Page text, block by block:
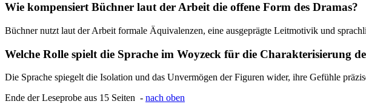
Wie kompensiert Büchner laut der Arbeit die offene Form des Dramas?
Büchner nutzt laut der Arbeit formale Äquivalenzen, eine ausgeprägte Leitmotivik und
Welche Rolle spielt die Sprache im Woyzeck für die Charakterisierung
Die Sprache spiegelt die Isolation und das Unvermögen der Figuren wider, ihre Gefühle
Ende der Leseprobe aus 15 Seiten - nach oben